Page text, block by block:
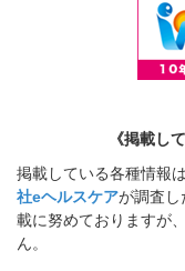
《掲載し
掲載している各種情報
社eヘルスケアが調査し
載に努めておりますが
ん。